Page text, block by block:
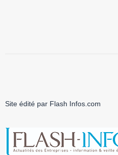
Site édité par Flash Infos.com